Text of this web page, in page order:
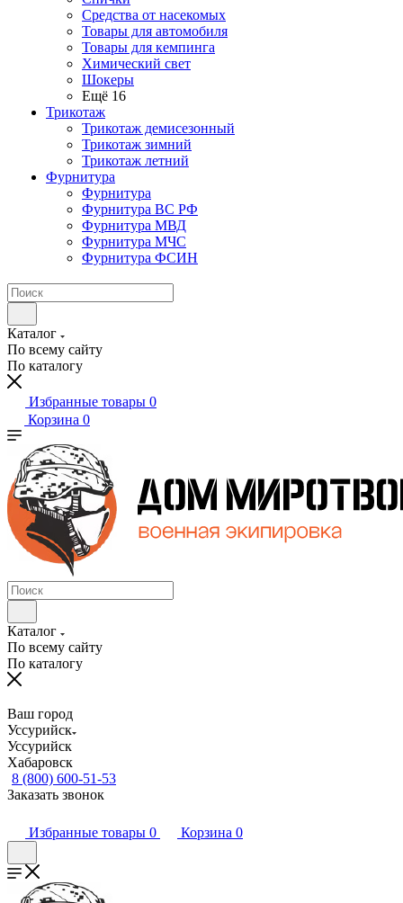
Средства от насекомых
Товары для автомобиля
Товары для кемпинга
Химический свет
Шокеры
Ещё 16
Трикотаж
Трикотаж демисезонный
Трикотаж зимний
Трикотаж летний
Фурнитура
Фурнитура
Фурнитура ВС РФ
Фурнитура МВД
Фурнитура МЧС
Фурнитура ФСИН
Каталог
По всему сайту
По каталогу
Избранные товары 0
Корзина 0
Каталог
По всему сайту
По каталогу
Ваш город
Уссурийск
Уссурийск
Хабаровск
8 (800) 600-51-53
Заказать звонок
Избранные товары 0 Корзина 0